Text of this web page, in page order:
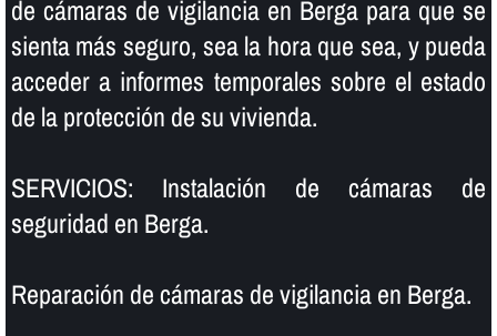
de cámaras de vigilancia en Berga para que se
sienta más seguro, sea la hora que sea, y pueda
acceder a informes temporales sobre el estado
de la protección de su vivienda.
SERVICIOS: Instalación de cámaras de
seguridad en Berga.
Reparación de cámaras de vigilancia en Berga.